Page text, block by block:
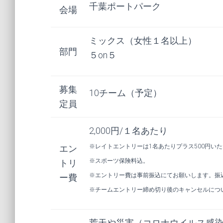
会場 千葉ポートパーク
部門
ミックス（女性１名以上）
５on５
募集
定員
10チーム（予定）
エン
トリ
ー費
2,000円/１名あたり
※レイトエントリーは1名あたりプラス500円い
※スポーツ保険料込。
※エントリー費は事前振込にてお願いします。
※チームエントリー締め切り後のキャンセルに